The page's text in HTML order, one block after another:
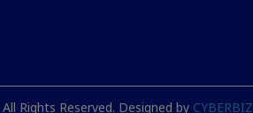
All Rights Reserved. Designed by CYBERBIZ